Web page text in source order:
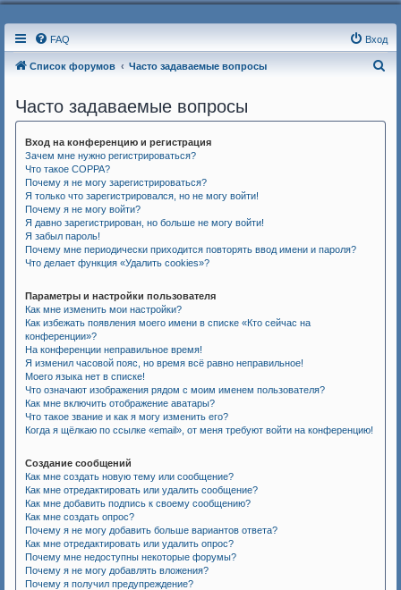
FAQ Вход
Список форумов Часто задаваемые вопросы
Часто задаваемые вопросы
Вход на конференцию и регистрация
Зачем мне нужно регистрироваться?
Что такое COPPA?
Почему я не могу зарегистрироваться?
Я только что зарегистрировался, но не могу войти!
Почему я не могу войти?
Я давно зарегистрирован, но больше не могу войти!
Я забыл пароль!
Почему мне периодически приходится повторять ввод имени и пароля?
Что делает функция «Удалить cookies»?
Параметры и настройки пользователя
Как мне изменить мои настройки?
Как избежать появления моего имени в списке «Кто сейчас на
конференции»?
На конференции неправильное время!
Я изменил часовой пояс, но время всё равно неправильное!
Моего языка нет в списке!
Что означают изображения рядом с моим именем пользователя?
Как мне включить отображение аватары?
Что такое звание и как я могу изменить его?
Когда я щёлкаю по ссылке «email», от меня требуют войти на конференцию!
Создание сообщений
Как мне создать новую тему или сообщение?
Как мне отредактировать или удалить сообщение?
Как мне добавить подпись к своему сообщению?
Как мне создать опрос?
Почему я не могу добавить больше вариантов ответа?
Как мне отредактировать или удалить опрос?
Почему мне недоступны некоторые форумы?
Почему я не могу добавлять вложения?
Почему я получил предупреждение?